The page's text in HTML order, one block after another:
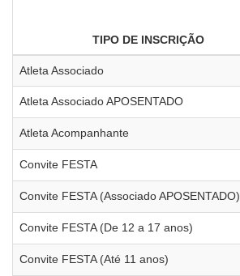
TIPO DE INSCRIÇÃO
Atleta Associado
Atleta Associado APOSENTADO
Atleta Acompanhante
Convite FESTA
Convite FESTA (Associado APOSENTADO)
Convite FESTA (De 12 a 17 anos)
Convite FESTA (Até 11 anos)